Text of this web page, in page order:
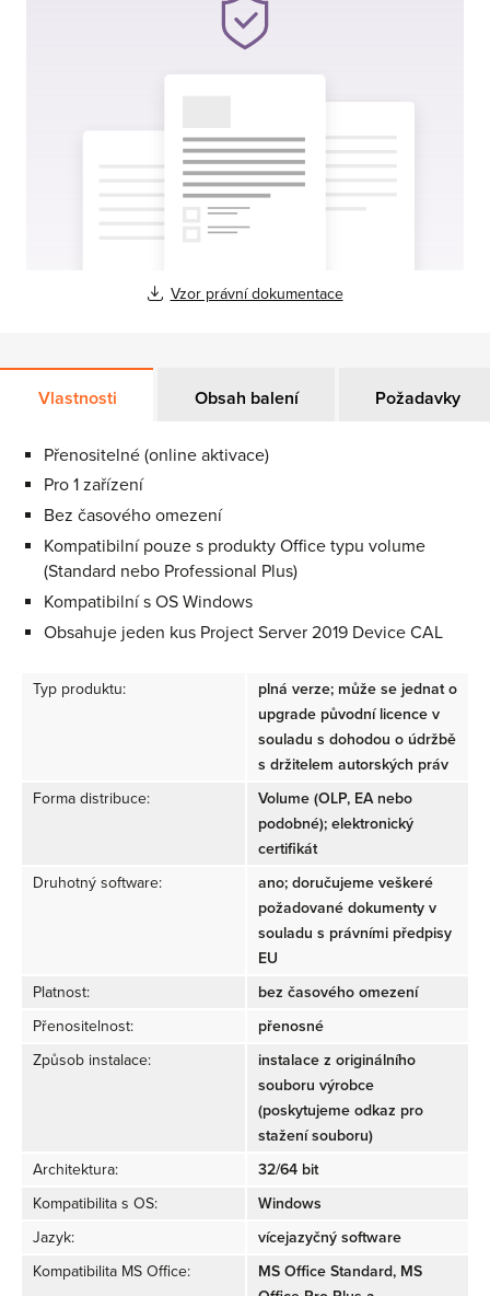
Vzor právní dokumentace
Vlastnosti Obsah balení Požadavky
Přenositelné (online aktivace)
Pro 1 zařízení
Bez časového omezení
Kompatibilní pouze s produkty Office typu volume
(Standard nebo Professional Plus)
Kompatibilní s OS Windows
Obsahuje jeden kus Project Server 2019 Device CAL
Typ produktu:
plná verze; může se jednat o
upgrade původní licence v
souladu s dohodou o údržbě
s držitelem autorských práv
Forma distribuce:
Volume (OLP, EA nebo
podobné); elektronický
certifikát
Druhotný software:
ano; doručujeme veškeré
požadované dokumenty v
souladu s právními předpisy
EU
Platnost:
bez časového omezení
Přenositelnost:
přenosné
Způsob instalace:
instalace z originálního
souboru výrobce
(poskytujeme odkaz pro
stažení souboru)
Architektura:
32/64 bit
Kompatibilita s OS:
Windows
Jazyk:
vícejazyčný software
Kompatibilita MS Office:
MS Office Standard, MS